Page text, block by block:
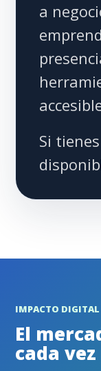
a
Si
IMPACTO DIGITAL
El
cada